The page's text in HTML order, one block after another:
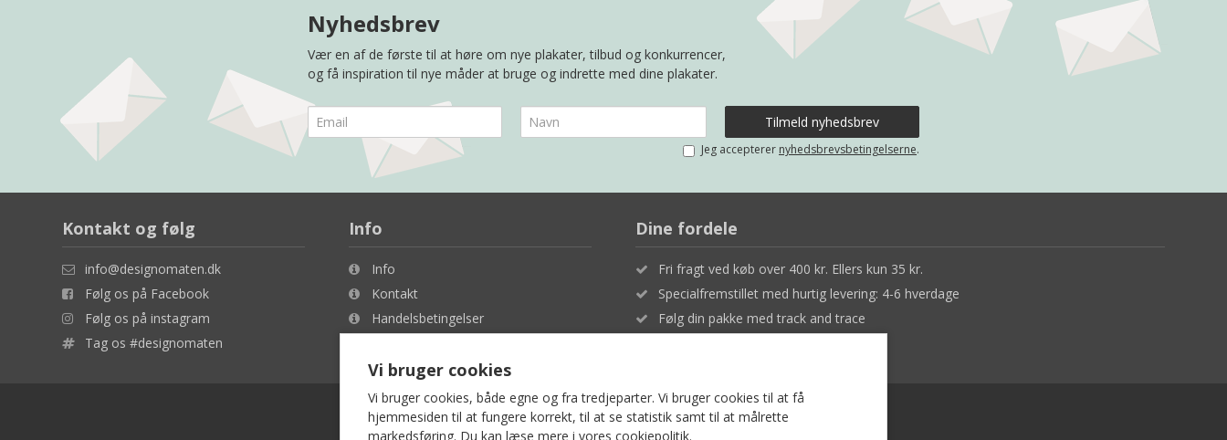
Nyhedsbrev
Vær en af de første til at høre om nye plakater, tilbud og konkurrencer,
og få inspiration til nye måder at bruge og indrette med dine plakater.
Jeg accepterer nyhedsbrevsbetingelserne.
Kontakt og følg
info@designomaten.dk
Følg os på Facebook
Følg os på instagram
Tag os #designomaten
Info
Info
Kontakt
Handelsbetingelser
Dine fordele
Fri fragt ved køb over 400 kr. Ellers kun 35 kr.
Specialfremstillet med hurtig levering: 4-6 hverdage
Følg din pakke med track and trace
Vi bruger cookies
Vi bruger cookies, både egne og fra tredjeparter. Vi bruger cookies til at få
hjemmesiden til at fungere korrekt, til at se statistik samt til at målrette
markedsføring. Du kan læse mere i vores cookiepolitik.